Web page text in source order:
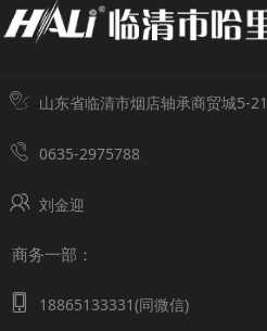
山东省临清市烟店轴承商贸城5-21
0635-2975788
刘金迎
商务一部：
18865133331(同微信)